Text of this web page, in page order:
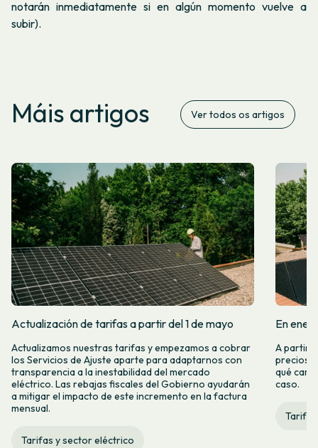
notarán inmediatamente si en algún momento vuelve a
subir).
Máis artigos Ver todos os artigos
Actualización de tarifas a partir del 1 de mayo
Actualizamos nuestras tarifas y empezamos a cobrar
los Servicios de Ajuste aparte para adaptarnos con
transparencia a la inestabilidad del mercado
eléctrico. Las rebajas fiscales del Gobierno ayudarán
a mitigar el impacto de este incremento en la factura
mensual.
Tarifas y sector eléctrico
En
A partir
precios
qué
caso.